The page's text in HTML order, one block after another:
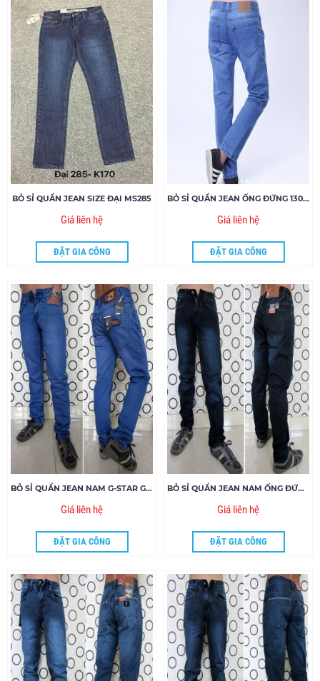
BỎ SỈ QUẦN JEAN SIZE ĐẠI MS285
Giá liên hệ
ĐẶT GIA CÔNG
BỎ SỈ QUẦN JEAN ỐNG ĐỨNG 130.19- G155
Giá liên hệ
ĐẶT GIA CÔNG
BỎ SỈ QUẦN JEAN NAM G-STAR GIÁ RẺ 8180 - M160
Giá liên hệ
ĐẶT GIA CÔNG
BỎ SỈ QUẦN JEAN NAM ỐNG ĐỨNG 266 - E180
Giá liên hệ
ĐẶT GIA CÔNG